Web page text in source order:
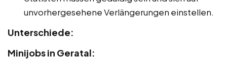
unvorhergesehene Verlängerungen einstellen.
Unterschiede:
Minijobs in Geratal: